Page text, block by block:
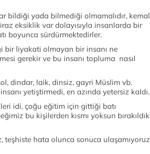
bildiği yada bilmediği olmamalıdır, kemal
eksiklik var dolayısıyla insanlarda bir
boyunca sürdürmektedirler.
bir liyakati olmayan bir insanı ne
gerekir ve bu insanı topluma nasıl
dindar, laik, dinsiz, gayri Müslim vb.
yetiştirmedi, en azında yetersiz kaldı.
idi, çoğu eğitim için gittiği batı
bu kişilerden kısmı yoksun bırakıldık
hata olunca sonuca ulaşamıyoruz